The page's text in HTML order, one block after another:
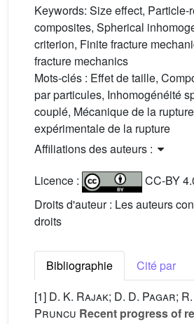
Keywords: Size effect, Particle-
composites, Spherical
criterion, Finite fracture
fracture mechanics
Mots-clés : Effet de taille,
par particules, Inhomogénéité
couplé, Mécanique de la
expérimentale de la rupture
Affiliations des auteurs :
Licence :
CC-BY
Droits d'auteur : Les auteurs
droits
Bibliographie
Cité par
[1] D. K. Rajak; D. D. Pagar;
Pruncu Recent progress of